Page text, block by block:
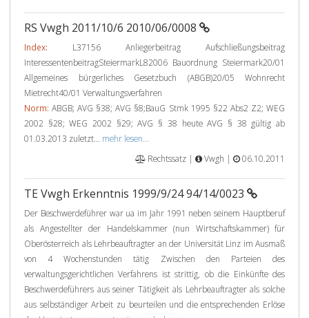
RS Vwgh 2011/10/6 2010/06/0008
Index: L37156 Anliegerbeitrag Aufschließungsbeitrag
InteressentenbeitragSteiermarkL82006 Bauordnung Steiermark20/01
Allgemeines bürgerliches Gesetzbuch (ABGB)20/05 Wohnrecht
Mietrecht40/01 Verwaltungsverfahren
Norm: ABGB; AVG §38; AVG §8;BauG Stmk 1995 §22 Abs2 Z2; WEG
2002 §28; WEG 2002 §29; AVG § 38 heute AVG § 38 gültig ab
01.03.2013 zuletzt... mehr lesen...
Rechtssatz |
Vwgh | 06.10.2011
TE Vwgh Erkenntnis 1999/9/24 94/14/0023
Der Beschwerdeführer war ua im Jahr 1991 neben seinem Hauptberuf
als Angestellter der Handelskammer (nun Wirtschaftskammer) für
Oberösterreich als Lehrbeauftragter an der Universität Linz im Ausmaß
von 4 Wochenstunden tätig Zwischen den Parteien des
verwaltungsgerichtlichen Verfahrens ist strittig, ob die Einkünfte des
Beschwerdeführers aus seiner Tätigkeit als Lehrbeauftragter als solche
aus selbständiger Arbeit zu beurteilen und die entsprechenden Erlöse